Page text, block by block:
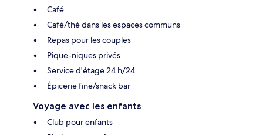
Café
Café/thé dans les espaces communs
Repas pour les couples
Pique-niques privés
Service d'étage 24 h/24
Épicerie fine/snack bar
Voyage avec les enfants
Club pour enfants